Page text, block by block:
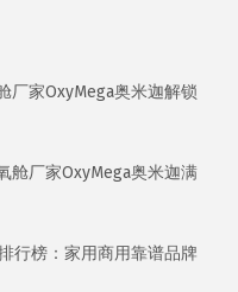
厂家OxyMega奥米迦解锁
舱厂家OxyMega奥米迦满
行榜：家用商用靠谱品牌